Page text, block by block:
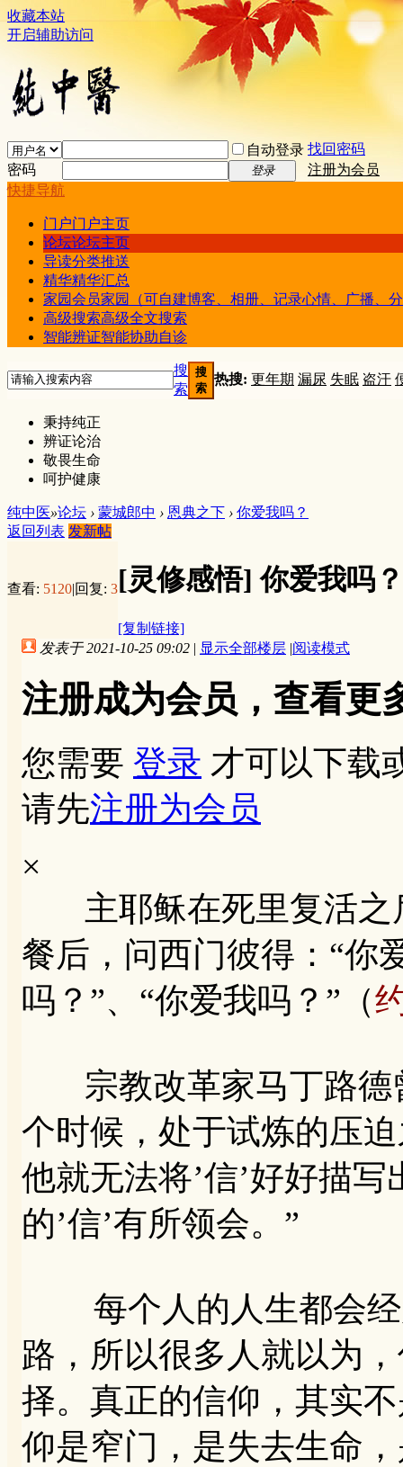
收藏本站
开启辅助访问
自动登录 找回密码
密码
登录
注册为会员
快捷导航
门户门户主页
论坛论坛主页
导读分类推送
精华精华汇总
家园会员家园（可自建博客、相册、记录心情、广播、
高级搜索高级全文搜索
智能辨证智能协助自诊
搜
索
搜
索
热搜: 更年期 漏尿 失眠 盗汗
秉持纯正
辨证论治
敬畏生命
呵护健康
纯中医»论坛 › 蒙城郎中 › 恩典之下 › 你爱我吗？
返回列表 发新帖
查看: 5120|回复: 3[灵修感悟]你爱我吗？
[复制链接]
发表于 2021-10-25 09:02 | 显示全部楼层 |阅读模式
注册成为会员，查看更
您需要 登录 才可以下载
请先注册为会员
×
主耶稣在死里复活之
餐后，问西门彼得：“你
吗？”、“你爱我吗？”（
宗教改革家马丁路德
个时候，处于试炼的压
他就无法将’信’好好描
的’信’有所领会。”
每个人的人生都会经
路，所以很多人就以为
择。真正的信仰，其实
仰是窄门，是失去生命